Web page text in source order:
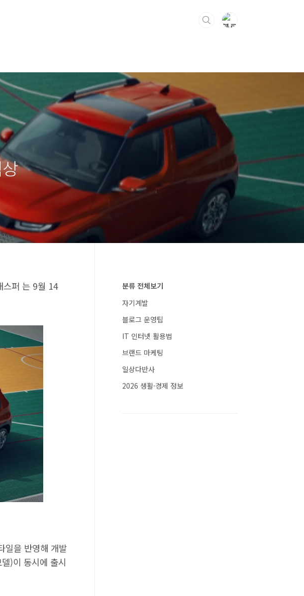
스퍼 는 9월 14
일을 반영해 개발
)이 동시에 출시
분류 전체보기
자기계발
블로그 운영팁
IT 인터넷 활용법
브랜드 마케팅
일상다반사
2026 생활·경제 정보